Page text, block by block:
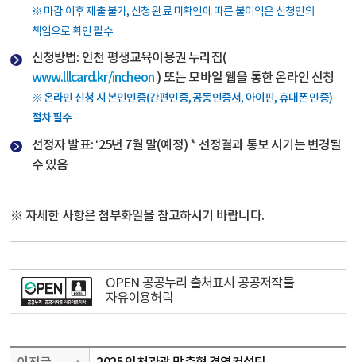
※ 마감 이후 제출 불가, 신청 완료 미확인에 따른 불이익은 신청인의
책임으로 확인 필수
신청방법: 인천 평생교육이용권 누리집(
www.lllcard.kr/incheon ) 또는 모바일 웹을 통한 온라인 신청
※ 온라인 신청 시 본인인증(간편인증, 공동인증서, 아이핀, 휴대폰 인증)
절차 필수
선정자 발표: ‘25년 7월 말(예정) * 선정결과 통보 시기는 변경될
수 있음
※ 자세한 사항은 첨부화일을 참고하시기 바랍니다.
OPEN 공공누리 출처표시 공공저작물
자유이용허락